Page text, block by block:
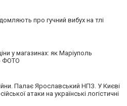
про гучний вибух на тлі
у магазинах: як Маріуполь
ФОТО
Палає Ярославський НПЗ. У Києві
атаки на українські логістичні